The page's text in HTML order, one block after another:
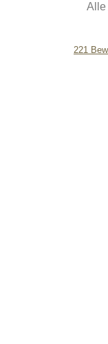
Alle
221